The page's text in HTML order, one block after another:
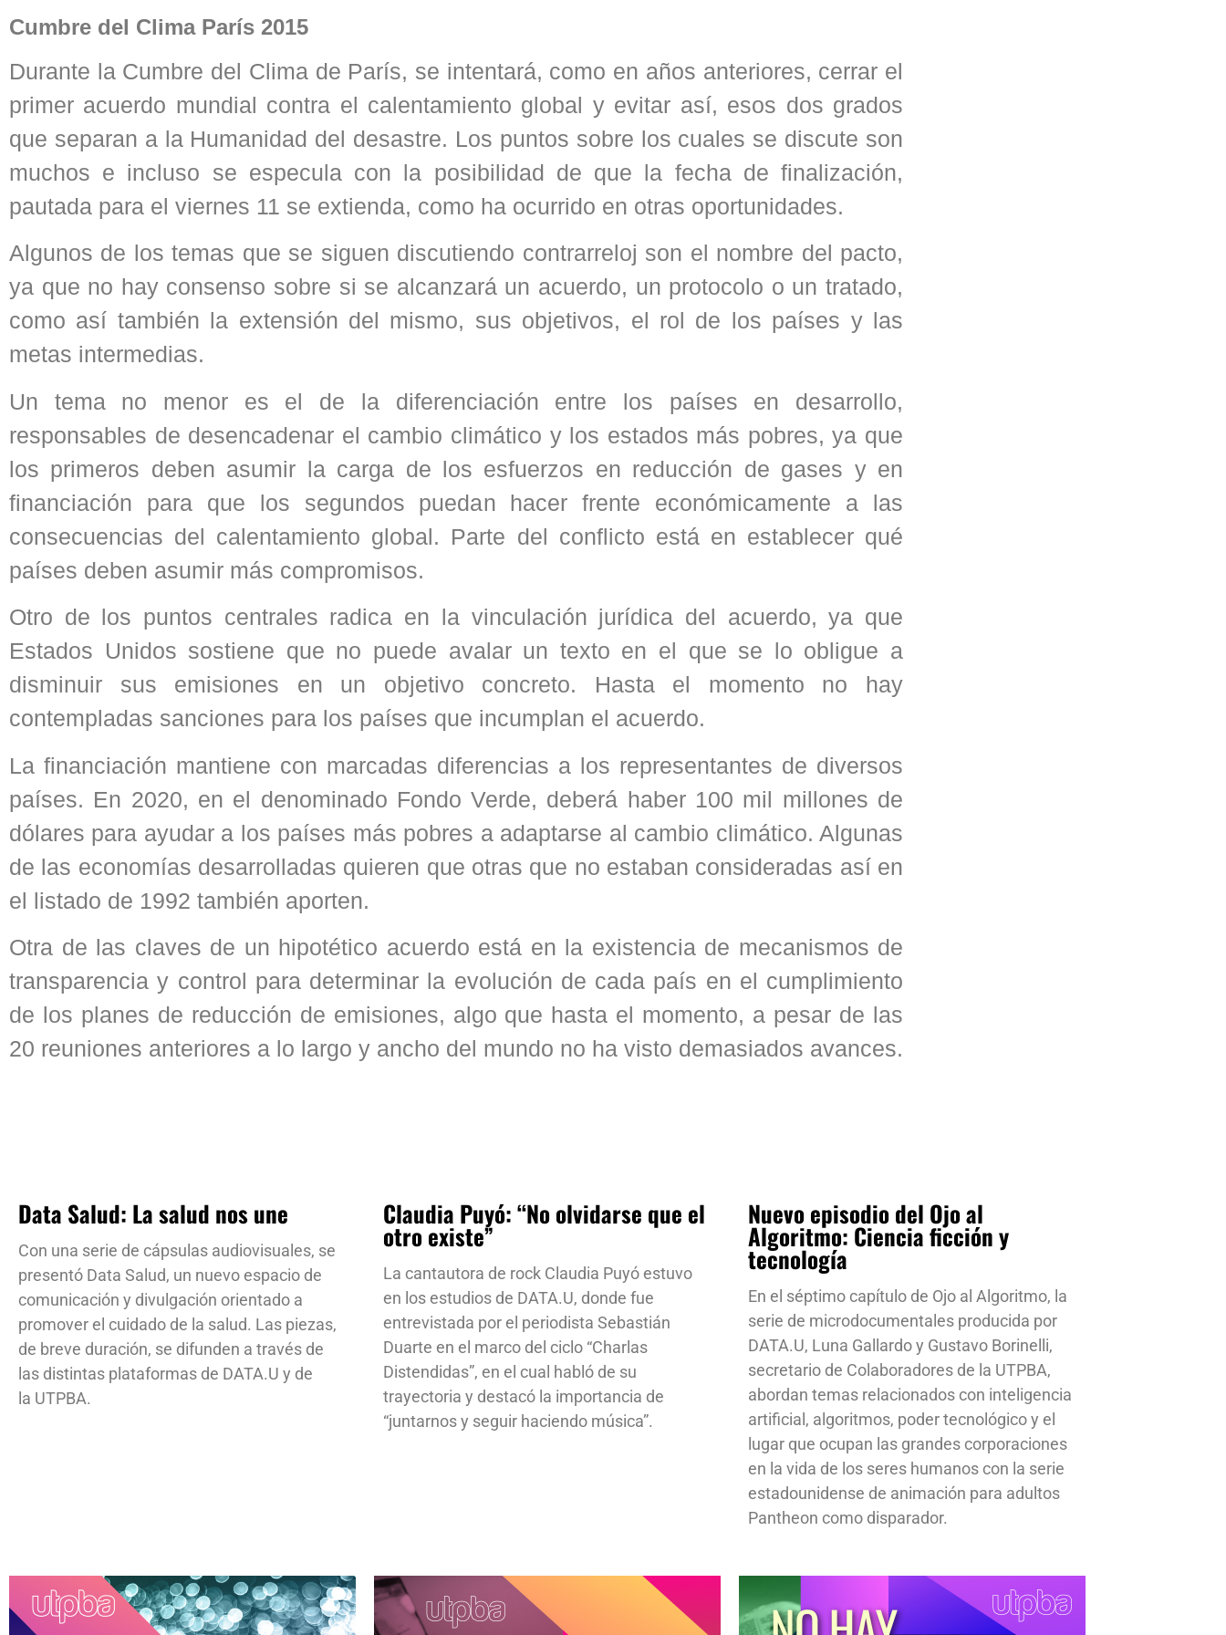
Cumbre del Clima París 2015
Durante la Cumbre del Clima de París, se intentará, como en años anteriores, cerrar el
primer acuerdo mundial contra el calentamiento global y evitar así, esos dos grados
que separan a la Humanidad del desastre. Los puntos sobre los cuales se discute son
muchos e incluso se especula con la posibilidad de que la fecha de finalización,
pautada para el viernes 11 se extienda, como ha ocurrido en otras oportunidades.
Algunos de los temas que se siguen discutiendo contrarreloj son el nombre del pacto,
ya que no hay consenso sobre si se alcanzará un acuerdo, un protocolo o un tratado,
como así también la extensión del mismo, sus objetivos, el rol de los países y las
metas intermedias.
Un tema no menor es el de la diferenciación entre los países en desarrollo,
responsables de desencadenar el cambio climático y los estados más pobres, ya que
los primeros deben asumir la carga de los esfuerzos en reducción de gases y en
financiación para que los segundos puedan hacer frente económicamente a las
consecuencias del calentamiento global. Parte del conflicto está en establecer qué
países deben asumir más compromisos.
Otro de los puntos centrales radica en la vinculación jurídica del acuerdo, ya que
Estados Unidos sostiene que no puede avalar un texto en el que se lo obligue a
disminuir sus emisiones en un objetivo concreto. Hasta el momento no hay
contempladas sanciones para los países que incumplan el acuerdo.
La financiación mantiene con marcadas diferencias a los representantes de diversos
países. En 2020, en el denominado Fondo Verde, deberá haber 100 mil millones de
dólares para ayudar a los países más pobres a adaptarse al cambio climático. Algunas
de las economías desarrolladas quieren que otras que no estaban consideradas así en
el listado de 1992 también aporten.
Otra de las claves de un hipotético acuerdo está en la existencia de mecanismos de
transparencia y control para determinar la evolución de cada país en el cumplimiento
de los planes de reducción de emisiones, algo que hasta el momento, a pesar de las
20 reuniones anteriores a lo largo y ancho del mundo no ha visto demasiados avances.
Data Salud: La salud nos une
Con una serie de cápsulas audiovisuales, se
presentó Data Salud, un nuevo espacio de
comunicación y divulgación orientado a
promover el cuidado de la salud. Las piezas,
de breve duración, se difunden a través de
las distintas plataformas de DATA.U y de
la UTPBA.
Claudia Puyó: “No olvidarse que el
otro existe”
La cantautora de rock Claudia Puyó estuvo
en los estudios de DATA.U, donde fue
entrevistada por el periodista Sebastián
Duarte en el marco del ciclo “Charlas
Distendidas”, en el cual habló de su
trayectoria y destacó la importancia de
“juntarnos y seguir haciendo música”.
Nuevo episodio del Ojo al
Algoritmo: Ciencia ficción y
tecnología
En el séptimo capítulo de Ojo al Algoritmo, la
serie de microdocumentales producida por
DATA.U, Luna Gallardo y Gustavo Borinelli,
secretario de Colaboradores de la UTPBA,
abordan temas relacionados con inteligencia
artificial, algoritmos, poder tecnológico y el
lugar que ocupan las grandes corporaciones
en la vida de los seres humanos con la serie
estadounidense de animación para adultos
Pantheon como disparador.